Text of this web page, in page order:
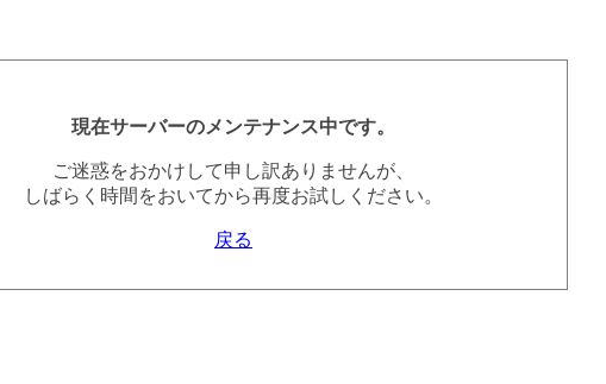
現在サーバーのメンテナンス中です。
ご迷惑をおかけして申し訳ありませんが、
しばらく時間をおいてから再度お試しください。
戻る